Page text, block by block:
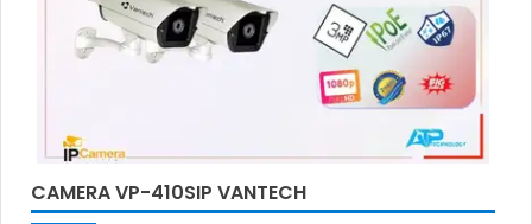
CAMERA VP-410SIP VANTECH